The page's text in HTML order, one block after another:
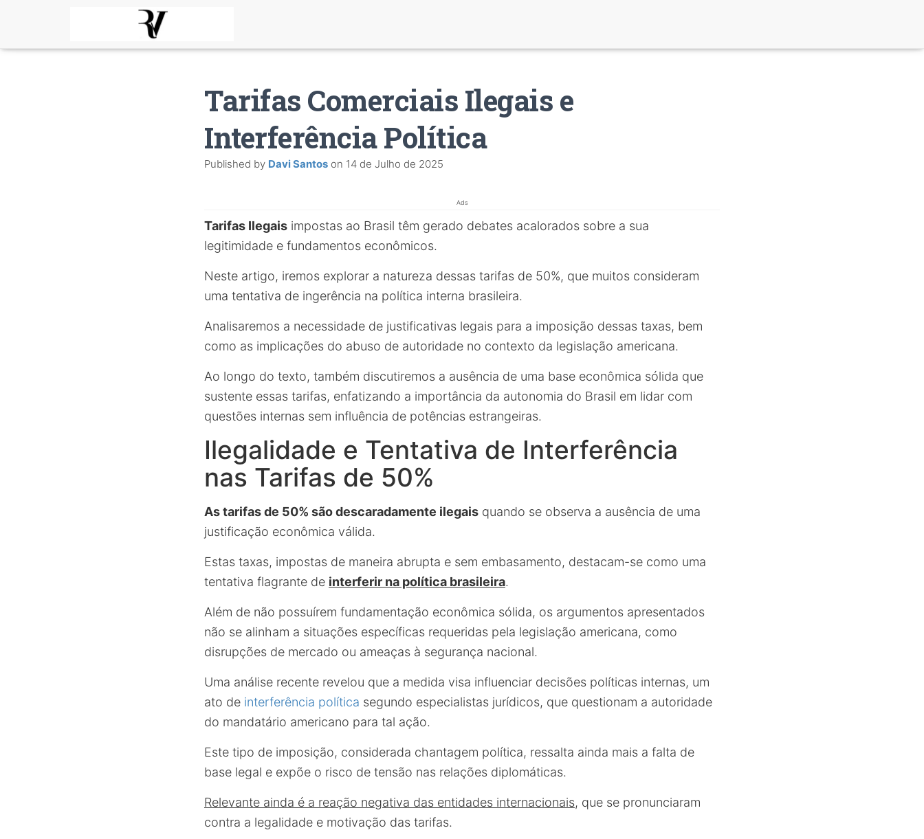
Tarifas Comerciais Ilegais e
Interferência Política
Published by Davi Santos on 14 de Julho de 2025
Ads
Tarifas Ilegais impostas ao Brasil têm gerado debates acalorados sobre a sua
legitimidade e fundamentos econômicos.
Neste artigo, iremos explorar a natureza dessas tarifas de 50%, que muitos consideram
uma tentativa de ingerência na política interna brasileira.
Analisaremos a necessidade de justificativas legais para a imposição dessas taxas, bem
como as implicações do abuso de autoridade no contexto da legislação americana.
Ao longo do texto, também discutiremos a ausência de uma base econômica sólida que
sustente essas tarifas, enfatizando a importância da autonomia do Brasil em lidar com
questões internas sem influência de potências estrangeiras.
Ilegalidade e Tentativa de Interferência
nas Tarifas de 50%
As tarifas de 50% são descaradamente ilegais quando se observa a ausência de uma
justificação econômica válida.
Estas taxas, impostas de maneira abrupta e sem embasamento, destacam-se como uma
tentativa flagrante de interferir na política brasileira.
Além de não possuírem fundamentação econômica sólida, os argumentos apresentados
não se alinham a situações específicas requeridas pela legislação americana, como
disrupções de mercado ou ameaças à segurança nacional.
Uma análise recente revelou que a medida visa influenciar decisões políticas internas, um
ato de interferência política segundo especialistas jurídicos, que questionam a autoridade
do mandatário americano para tal ação.
Este tipo de imposição, considerada chantagem política, ressalta ainda mais a falta de
base legal e expõe o risco de tensão nas relações diplomáticas.
Relevante ainda é a reação negativa das entidades internacionais, que se pronunciaram
contra a legalidade e motivação das tarifas.